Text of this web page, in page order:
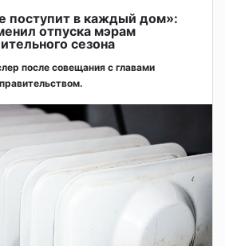
поступит в каждый дом»:
отпуска мэрам
сезона
после совещания с главами